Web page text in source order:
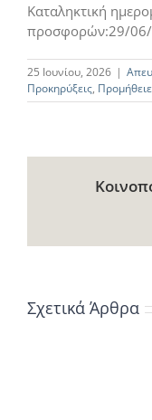
Καταληκτική
προσφορών:29/
25 Ιουνίου, 2026 |
Προκηρύξεις,
Σχετικά Άρθρα